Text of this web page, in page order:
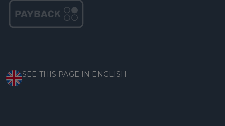
SEE THIS PAGE IN ENGLISH